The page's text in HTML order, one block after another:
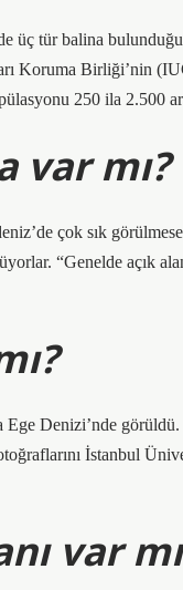
tür balina
Koruma Birliği’nin
250 ila 2.500
var mı?
çok sık görülmese
“Genelde açık
Denizi’nde görüldü.
İstanbul
var